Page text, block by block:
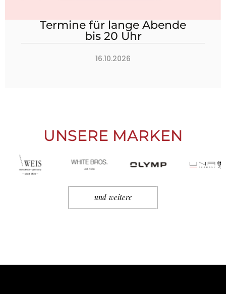
Termine für lange Abende
bis 20 Uhr
16.10.2026
UNSERE MARKEN
und weitere